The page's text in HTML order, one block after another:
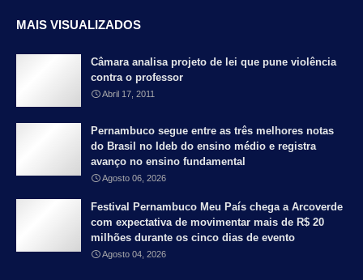
MAIS VISUALIZADOS
Câmara analisa projeto de lei que pune violência
contra o professor
Abril 17, 2011
Pernambuco segue entre as três melhores notas
do Brasil no Ideb do ensino médio e registra
avanço no ensino fundamental
Agosto 06, 2026
Festival Pernambuco Meu País chega a Arcoverde
com expectativa de movimentar mais de R$ 20
milhões durante os cinco dias de evento
Agosto 04, 2026